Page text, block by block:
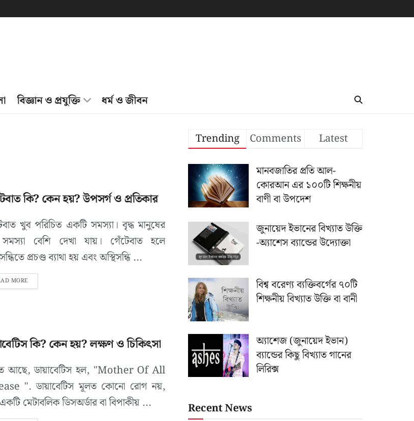
বিজ্ঞান ও প্রযুক্তি ধর্ম ও জীবন
কি? কেন হয়? উপসর্গ ও প্রতিকার
খুব পরিচিত একটি সমস্যা। বৃদ্ধ মানুষের
বেশি দেখা যায়। গেঁটেবাত হলে
প্রচণ্ড ব্যাথা হয় এবং অস্থিসন্ধি ...
MORE
কি? কেন হয়? লক্ষণ ও চিকিৎসা
আছে, ডায়াবেটিস হল, "Mother Of All
". ডায়াবেটিস মূলত কোনো রোগ নয়,
মেটাবলিক ডিসঅর্ডার বা বিপাকীয় ...
Trending Comments
Latest
মানবজাতির প্রতি আল-
কোরআন এর ১০০টি শিক্ষনীয়
বাণী বা উপদেশ
জুনায়েদ ইভানের বিখ্যাত উক্তি
-অ্যাশেস ব্যান্ডের উদ্যোক্তা
বিশ্ব বরেণ্য ব্যক্তিবর্গের ৭০টি
শিক্ষনীয় বিখ্যাত উক্তি বা বানী
অ্যাশেজ (জুনায়েদ ইভান)
ব্যান্ডের কিছু বিখ্যাত গানের
লিরিক্স
Recent News